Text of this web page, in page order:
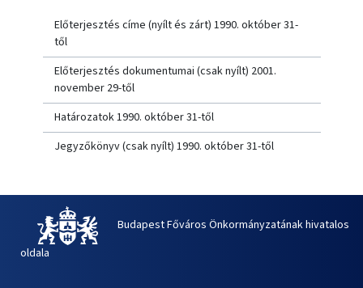
Előterjesztés címe (nyílt és zárt) 1990. október 31-
től
Előterjesztés dokumentumai (csak nyílt) 2001.
november 29-től
Határozatok 1990. október 31-től
Jegyzőkönyv (csak nyílt) 1990. október 31-től
Budapest Főváros Önkormányzatának hivatalos
oldala